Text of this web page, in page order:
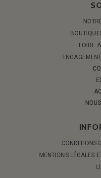
FOIRE
CONDITIONS
MENTIONS LÉGALES